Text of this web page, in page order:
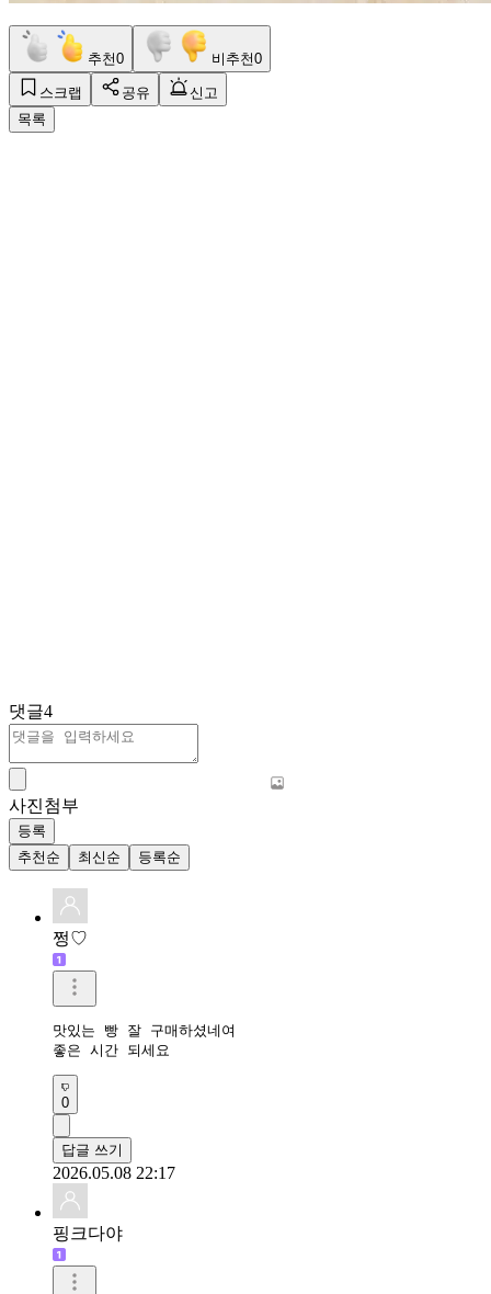
추천0 비추천0
스크랩 공유
신고
목록
댓글4
사진첨부
등록
추천순
최신순 등록순
쩡♡
맛있는 빵 잘 구매하셨네여
좋은 시간 되세요
0
답글 쓰기
2026.05.08 22:17
핑크다야